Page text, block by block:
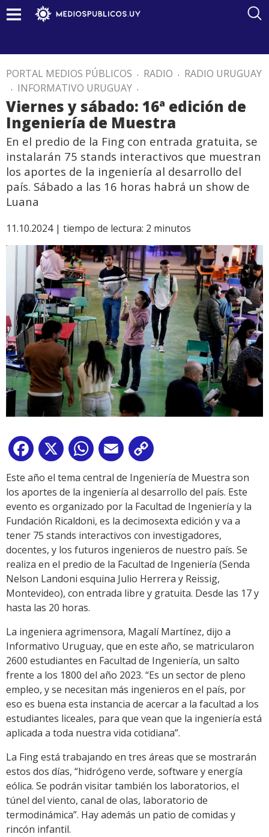
PORTAL MEDIOS PÚBLICOS . RADIO . RADIO URUGUAY
. INFORMATIVO URUGUAY .
Viernes y sábado: 16ª edición de
Ingeniería de Muestra
En el predio de la Fing con entrada gratuita, se
instalarán 75 stands interactivos que muestran
los aportes de la ingeniería al desarrollo del
país. Sábado a las 16 horas habrá un show de
Luana
11.10.2024 | tiempo de lectura: 2 minutos
Facebook
X WhatsApp
Email
Link
Este año el tema central de Ingeniería de Muestra son
los aportes de la ingeniería al desarrollo del país. Este
evento es organizado por la Facultad de Ingeniería y la
Fundación Ricaldoni, es la decimosexta edición y va a
tener 75 stands interactivos con investigadores,
docentes, y los futuros ingenieros de nuestro país. Se
realiza en el predio de la Facultad de Ingeniería (Senda
Nelson Landoni esquina Julio Herrera y Reissig,
Montevideo), con entrada libre y gratuita. Desde las 17 y
hasta las 20 horas.
La ingeniera agrimensora, Magalí Martínez, dijo a
Informativo Uruguay, que en este año, se matricularon
2600 estudiantes en Facultad de Ingeniería, un salto
frente a los 1800 del año 2023. “Es un sector de pleno
empleo, y se necesitan más ingenieros en el país, por
eso es buena esta instancia de acercar a la facultad a los
estudiantes liceales, para que vean que la ingeniería está
aplicada a toda nuestra vida cotidiana”.
La Fing está trabajando en tres áreas que se mostrarán
estos dos días, “hidrógeno verde, software y energía
eólica. Se podrán visitar también los laboratorios, el
túnel del viento, canal de olas, laboratorio de
termodinámica”. Hay además un patio de comidas y
rincón infantil.